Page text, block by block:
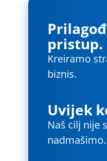
pristup.
Kreiramo
biznis.
Uvijek
Naš cilj nije
nadmašimo.